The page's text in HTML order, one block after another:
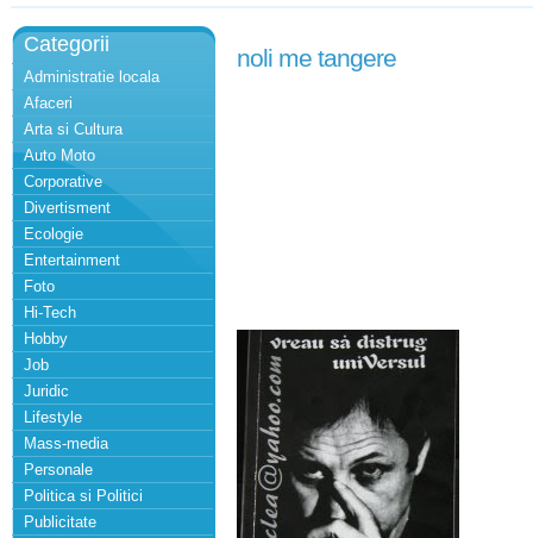
Categorii
Administratie locala
Afaceri
Arta si Cultura
Auto Moto
Corporative
Divertisment
Ecologie
Entertainment
Foto
Hi-Tech
Hobby
Job
Juridic
Lifestyle
Mass-media
Personale
Politica si Politici
Publicitate
noli me tangere